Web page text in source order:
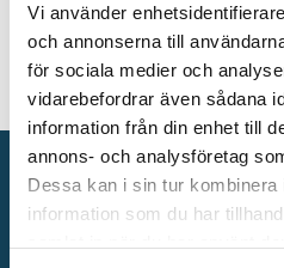
Vi använder
och annonserna till
för sociala medier och
vidarebefordrar även sådana
information från din enhet till
annons- och analysföretag
Dessa kan i sin tur kombinera
information som du har
PRODUKTER